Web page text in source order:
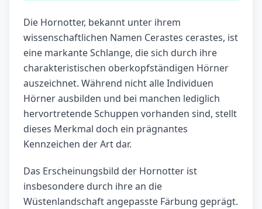
Die Hornotter, bekannt unter ihrem
wissenschaftlichen Namen Cerastes cerastes, ist
eine markante Schlange, die sich durch ihre
charakteristischen oberkopfständigen Hörner
auszeichnet. Während nicht alle Individuen
Hörner ausbilden und bei manchen lediglich
hervortretende Schuppen vorhanden sind, stellt
dieses Merkmal doch ein prägnantes
Kennzeichen der Art dar.
Das Erscheinungsbild der Hornotter ist
insbesondere durch ihre an die
Wüstenlandschaft angepasste Färbung geprägt.